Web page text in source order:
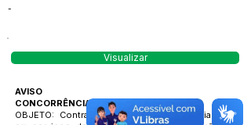
-
Visualizar
AVISO
CONCORRÊNCIA Nº. 002/2026
OBJETO: Contratação de empresa especializada